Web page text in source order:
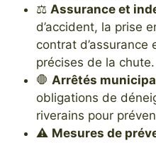
⚖️ Assurance et
d’accident, la prise
contrat d’assurance
précises de la chute.
🛑 Arrêtés
obligations de
riverains pour
⚠️ Mesures de